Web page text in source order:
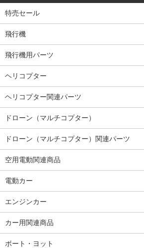
特売セール
飛行機
飛行機用パーツ
ヘリコプター
ヘリコプター関連パーツ
ドローン（マルチコプター）
ドローン（マルチコプター）関連パーツ
空用電動関連商品
電動カー
エンジンカー
カー用関連商品
ボート・ヨット